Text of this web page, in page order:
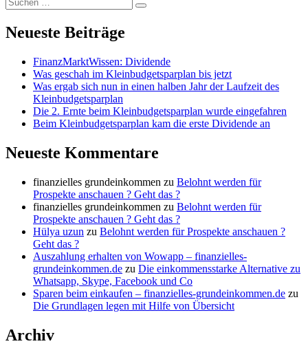
nach:
Suchen
Neueste Beiträge
FinanzMarktWissen: Dividende
Was geschah im Kleinbudgetsparplan bis jetzt
Was ergab sich nun in einen halben Jahr der Laufzeit des
Kleinbudgetsparplan
Die 2. Ernte beim Kleinbudgetsparplan wurde eingefahren
Beim Kleinbudgetsparplan kam die erste Dividende an
Neueste Kommentare
finanzielles grundeinkommen zu Belohnt werden für
Prospekte anschauen ? Geht das ?
finanzielles grundeinkommen zu Belohnt werden für
Prospekte anschauen ? Geht das ?
Hülya uzun zu Belohnt werden für Prospekte anschauen ?
Geht das ?
Auszahlung erhalten von Wowapp – finanzielles-
grundeinkommen.de zu Die einkommensstarke Alternative zu
Whatsapp, Skype, Facebook und Co
Sparen beim einkaufen – finanzielles-grundeinkommen.de zu
Die Grundlagen legen mit Hilfe von Übersicht
Archiv